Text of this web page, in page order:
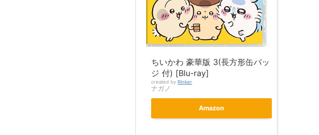
ちいかわ 豪華版 3(長方形缶バッ
ジ 付) [Blu-ray]
created by Rinker
ナガノ
Amazon